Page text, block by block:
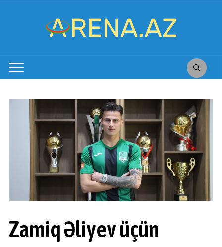
Zamiq Əliyev üçün